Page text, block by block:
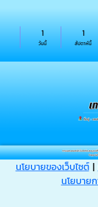
วันนี้
1
สัปดาห์นี้
1
นโยบายของเว็บไซต์|
นโยบาย